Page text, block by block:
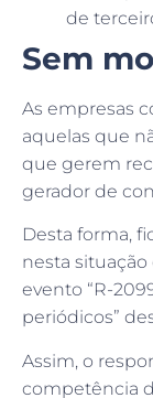
de
Sem
As empresas
aquelas que
que gerem
gerador de
Desta forma,
nesta
evento “R-
periódicos”
Assim, o
competência